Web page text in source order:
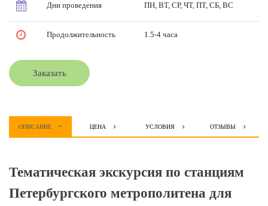
Дни проведения ПН, ВТ, СР, ЧТ, ПТ, СБ, ВС
Продолжительность 1.5-4 часа
Заказать
ОПИСАНИЕ ЦЕНА УСЛОВИЯ ОТЗЫВЫ
Тематическая экскурсия по станциям
Петербургского метрополитена для